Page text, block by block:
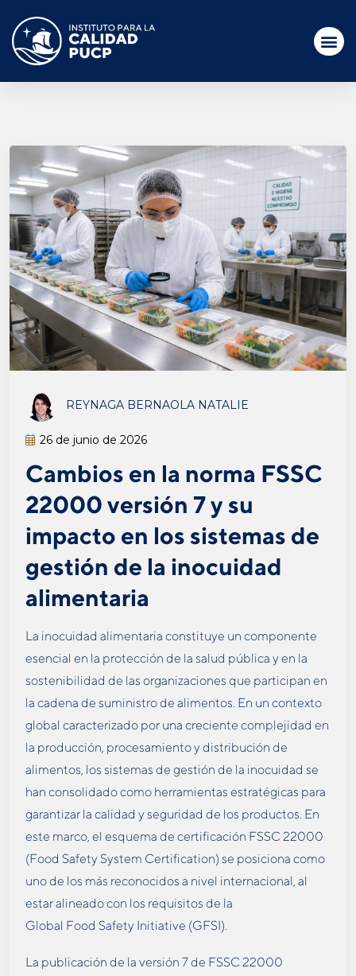
REYNAGA BERNAOLA NATALIE
26 de junio de 2026
Cambios en la norma FSSC
22000 versión 7 y su
impacto en los sistemas de
gestión de la inocuidad
alimentaria
La inocuidad alimentaria constituye un componente
esencial en la protección de la salud pública y en la
sostenibilidad de las organizaciones que participan en
la cadena de suministro de alimentos. En un contexto
global caracterizado por una creciente complejidad en
la producción, procesamiento y distribución de
alimentos, los sistemas de gestión de la inocuidad se
han consolidado como herramientas estratégicas para
garantizar la calidad y seguridad de los productos. En
este marco, el esquema de certificación FSSC 22000
(Food Safety System Certification) se posiciona como
uno de los más reconocidos a nivel internacional, al
estar alineado con los requisitos de la
Global Food Safety Initiative (GFSI).
La publicación de la versión 7 de FSSC 22000